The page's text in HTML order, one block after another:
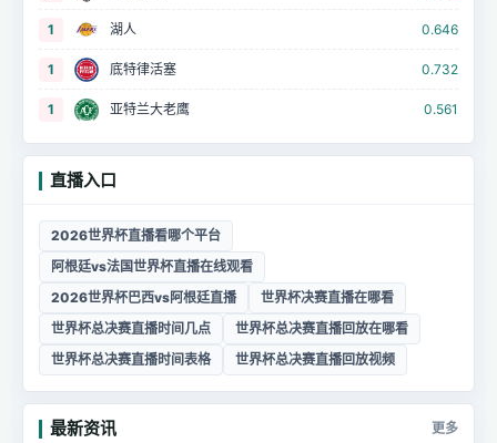
1 湖人 0.646
1 底特律活塞 0.732
1 亚特兰大老鹰 0.561
直播入口
2026世界杯直播看哪个平台
阿根廷vs法国世界杯直播在线观看
2026世界杯巴西vs阿根廷直播
世界杯决赛直播在哪看
世界杯总决赛直播时间几点
世界杯总决赛直播回放在哪看
世界杯总决赛直播时间表格
世界杯总决赛直播回放视频
最新资讯 更多